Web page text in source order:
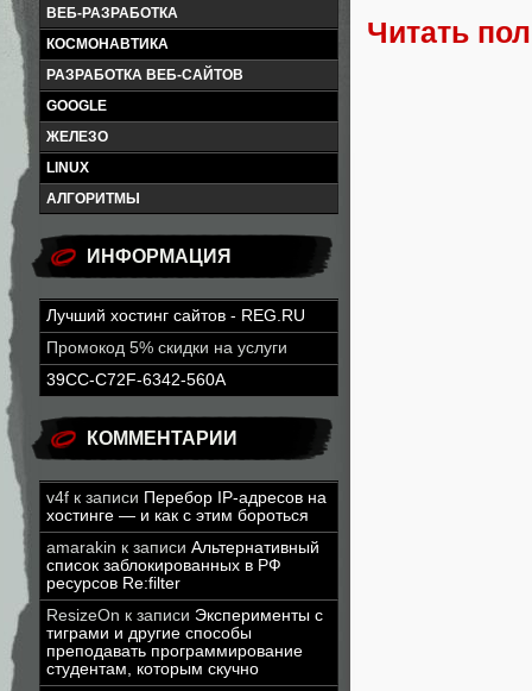
ВЕБ-РАЗРАБОТКА
КОСМОНАВТИКА
РАЗРАБОТКА ВЕБ-САЙТОВ
GOOGLE
ЖЕЛЕЗО
LINUX
АЛГОРИТМЫ
ИНФОРМАЦИЯ
Лучший хостинг сайтов - REG.RU
Промокод 5% скидки на услуги
39CC-C72F-6342-560A
КОММЕНТАРИИ
v4f к записи Перебор IP-адресов на
хостинге — и как с этим бороться
amarakin к записи Альтернативный
список заблокированных в РФ
ресурсов Re:filter
ResizeOn к записи Эксперименты с
тиграми и другие способы
преподавать программирование
студентам, которым скучно
Читать